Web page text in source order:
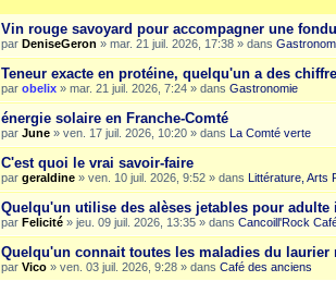
Vin rouge savoyard pour accompagner une
par DeniseGeron » mar. 21 juil. 2026, 17:38 » dans
Teneur exacte en protéine, quelqu'un a des
par obelix » mar. 21 juil. 2026, 7:24 » dans Gastronomie
énergie solaire en Franche-Comté
par June » ven. 17 juil. 2026, 10:20 » dans La Comté verte
C'est quoi le vrai savoir-faire
par geraldine » ven. 10 juil. 2026, 9:52 » dans Littérature, Arts
Quelqu'un utilise des alèses jetables pour adulte
par Felicité » jeu. 09 juil. 2026, 13:35 » dans Cancoill'Rock
Quelqu'un connait toutes les maladies du laurier
par Vico » ven. 03 juil. 2026, 9:28 » dans Café des anciens